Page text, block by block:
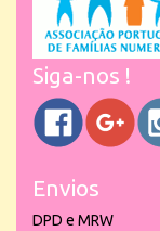
Siga-nos !
Envios
DPD e MRW